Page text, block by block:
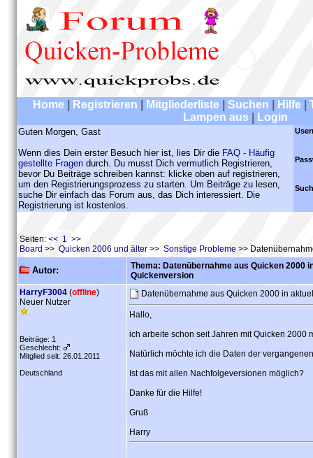
Home Registrieren Mitgliederliste Suchen Hilfe
Lampen aus
Login
Guten Morgen, Gast
Wenn dies Dein erster Besuch hier ist, lies Dir die FAQ - Häufig
gestellte Fragen durch. Du musst Dich vermutlich Registrieren,
bevor Du Beiträge schreiben kannst: klicke oben auf registrieren,
um den Registrierungsprozess zu starten. Um Beiträge zu lesen,
suche Dir einfach das Forum aus, das Dich interessiert. Die
Registrierung ist kostenlos.
Seiten: << 1 >>
Board >> Quicken 2006 und älter >> Sonstige Probleme >>
Autor:
Thema: Datenübernahme aus Quicken 2000
Quickenversion
HarryF3004 (offline)
Neuer Nutzer
Beiträge: 1
Geschlecht:
Mitglied seit: 26.01.2011
Deutschland
Datenübernahme aus Quicken 2000 in
Hallo,
ich arbeite schon seit Jahren mit Quicken 2000
Natürlich möchte ich die Daten der
Ist das mit allen Nachfolgeversionen möglich?
Danke für die Hilfe!
Gruß
Harry